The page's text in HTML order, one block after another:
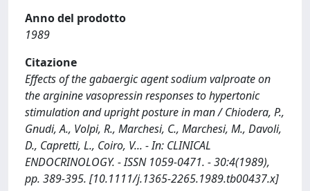
Anno del prodotto
1989
Citazione
Effects of the gabaergic agent sodium valproate on
the arginine vasopressin responses to hypertonic
stimulation and upright posture in man / Chiodera, P.,
Gnudi, A., Volpi, R., Marchesi, C., Marchesi, M., Davoli,
D., Capretti, L., Coiro, V... - In: CLINICAL
ENDOCRINOLOGY. - ISSN 1059-0471. - 30:4(1989),
pp. 389-395. [10.1111/j.1365-2265.1989.tb00437.x]